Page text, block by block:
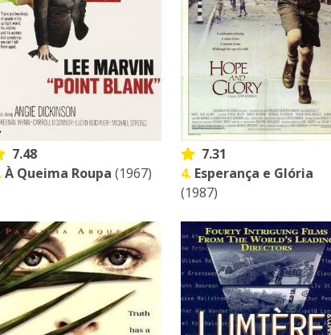
7.48
À Queima Roupa (1967)
7.31
4. Esperança e Glória
(1987)